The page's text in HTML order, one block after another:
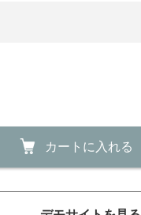
カートに入れる